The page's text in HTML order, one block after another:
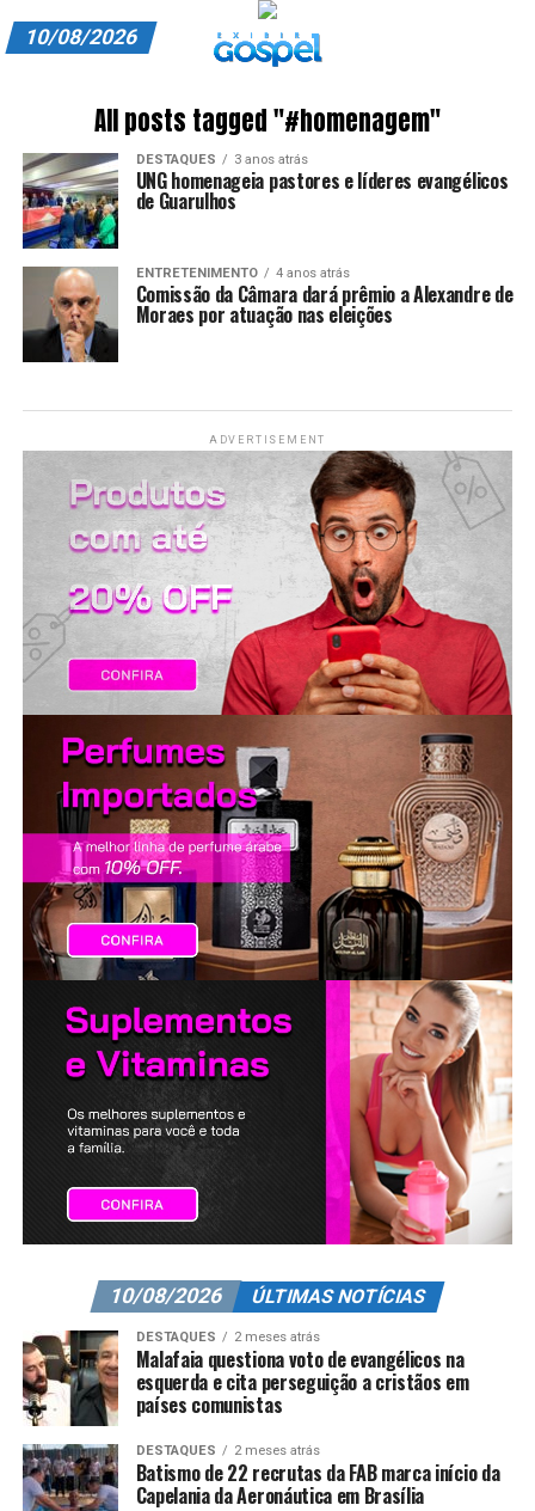
ASSINE
CARRINHO
EDITORIAL
ENTREVISTAS
FINALIZAR COMPRA
HOME
LANÇAMENTOS
10/08/2026
All posts tagged "#homenagem"
DESTAQUES 3 anos atrás
UNG homenageia pastores e líderes evangélicos
de Guarulhos
ENTRETENIMENTO 4 anos atrás
Comissão da Câmara dará prêmio a Alexandre de
Moraes por atuação nas eleições
ADVERTISEMENT
10/08/2026 ÚLTIMAS NOTÍCIAS
DESTAQUES 2 meses atrás
Malafaia questiona voto de evangélicos na
esquerda e cita perseguição a cristãos em
países comunistas
DESTAQUES 2 meses atrás
Batismo de 22 recrutas da FAB marca início da
Capelania da Aeronáutica em Brasília